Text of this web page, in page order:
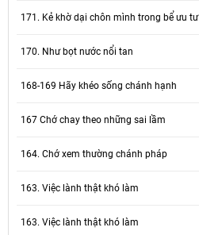
171. Kẻ khờ dại chôn mình trong bể ưu tư
170. Như bọt nước nổi tan
168-169 Hãy khéo sống chánh hạnh
167 Chớ chay theo những sai lầm
164. Chớ xem thường chánh pháp
163. Việc lành thật khó làm
163. Việc lành thật khó làm